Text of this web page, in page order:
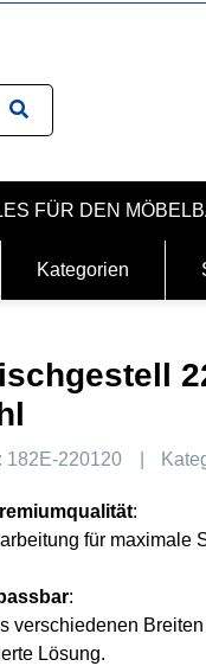
FÜR DEN
Kategorien
182E-220120
:
für maximale
:
verschiedenen
Lösung.